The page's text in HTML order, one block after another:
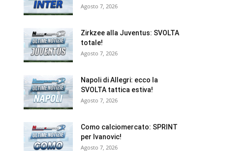
Agosto 7, 2026
Zirkzee alla Juventus: SVOLTA
totale!
Agosto 7, 2026
Napoli di Allegri: ecco la
SVOLTA tattica estiva!
Agosto 7, 2026
Como calciomercato: SPRINT
per Ivanovic!
Agosto 7, 2026